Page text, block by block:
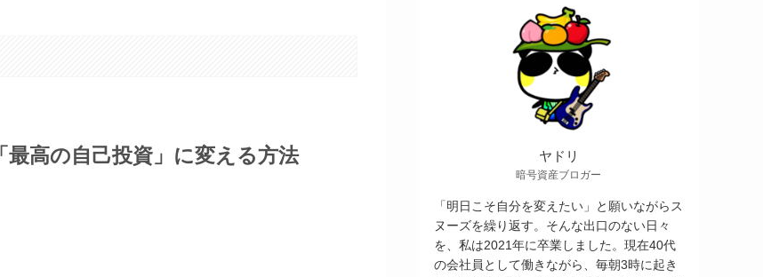
高の自己投資」に変える方法 ヤドリ
暗号資産ブロガー
「明日こそ自分を変えたい」と願いながらス
ヌーズを繰り返す。そんな出口のない日々
を、私は2021年に卒業しました。現在40代
の会社員として働きながら、毎朝3時に起き